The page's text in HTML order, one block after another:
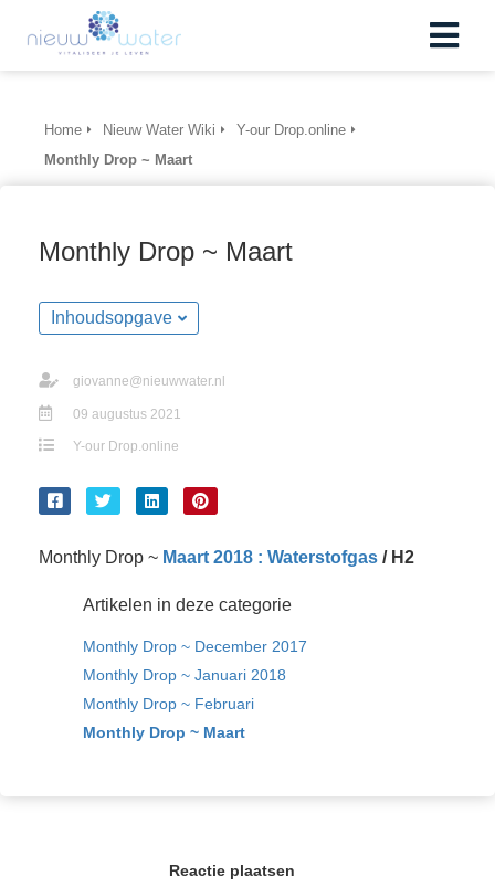
Home Nieuw Water Wiki
Y-our Drop.online
Monthly Drop ~ Maart
Monthly Drop ~ Maart
Inhoudsopgave
giovanne@nieuwwater.nl
09 augustus 2021
Y-our Drop.online
Monthly Drop ~ Maart 2018 : Waterstofgas / H2
Artikelen in deze categorie
Monthly Drop ~ December 2017
Monthly Drop ~ Januari 2018
Monthly Drop ~ Februari
Monthly Drop ~ Maart
Reactie plaatsen